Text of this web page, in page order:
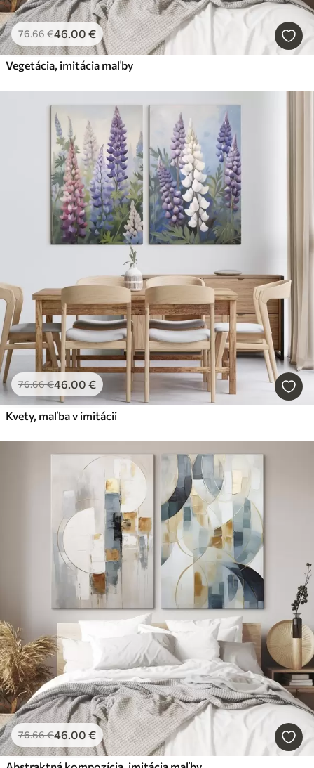
76.66€46.00 €
Vegetácia, imitácia maľby
76.66€46.00 €
Kvety, maľba v imitácii
76.66€46.00 €